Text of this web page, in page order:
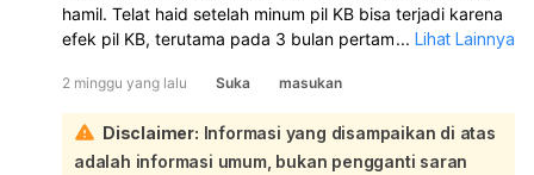
hamil. Telat haid setelah minum pil KB bisa terjadi karena
efek pil KB, terutama pada 3 bulan pertama pemakaian,
Karena Anda baru pertama kali minum pil KB, haid yang
hanya muncul 3 hari lalu belum tentu langsung kembali
normal. Pil KB memang bisa membuat haid lebih sedikit,
lebih pendek, atau bahkan tidak haid sementara waktu.
... Lihat Lainnya
2 minggu yang lalu Suka masukan
Disclaimer: Informasi yang disampaikan di atas
adalah informasi umum, bukan pengganti saran